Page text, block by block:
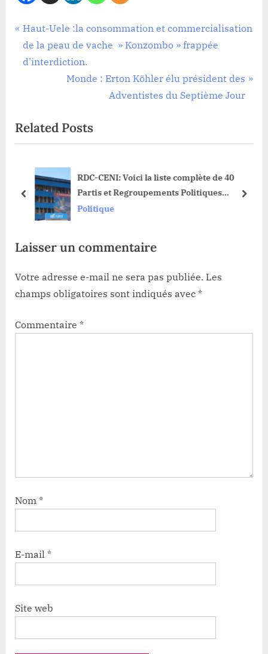
Politique
Navigation
de
l’article
P
r
e
u
s
s
Haut-Uele :la consommation et commercialisation
de la peau de vache » Konzombo » frappée
d’interdiction.
N
t
P
s
t
:
Monde : Erton Köhler élu président des
Adventistes du Septième Jour
Related Posts
RDC-CENI: Voici la liste complète de 40
Partis et Regroupements Politiques
Qualifiés pour les Sièges à l’Assemblée
Politique
prev next
Laisser un commentaire
Votre adresse e-mail ne sera pas publiée. Les
champs obligatoires sont indiqués avec *
Commentaire *
Nom *
E-mail *
Site web